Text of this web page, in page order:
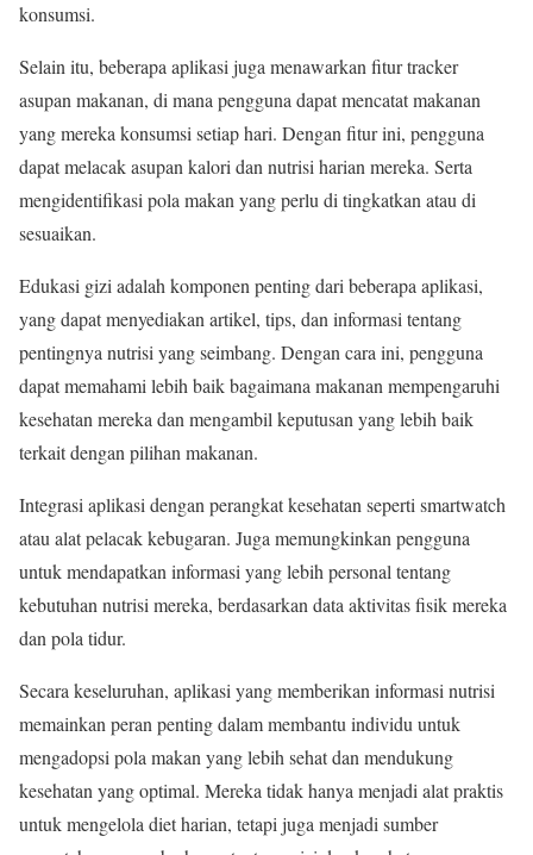
konsumsi.
Selain itu, beberapa aplikasi juga menawarkan fitur tracker
asupan makanan, di mana pengguna dapat mencatat makanan
yang mereka konsumsi setiap hari. Dengan fitur ini, pengguna
dapat melacak asupan kalori dan nutrisi harian mereka. Serta
mengidentifikasi pola makan yang perlu di tingkatkan atau di
sesuaikan.
Edukasi gizi adalah komponen penting dari beberapa aplikasi,
yang dapat menyediakan artikel, tips, dan informasi tentang
pentingnya nutrisi yang seimbang. Dengan cara ini, pengguna
dapat memahami lebih baik bagaimana makanan mempengaruhi
kesehatan mereka dan mengambil keputusan yang lebih baik
terkait dengan pilihan makanan.
Integrasi aplikasi dengan perangkat kesehatan seperti smartwatch
atau alat pelacak kebugaran. Juga memungkinkan pengguna
untuk mendapatkan informasi yang lebih personal tentang
kebutuhan nutrisi mereka, berdasarkan data aktivitas fisik mereka
dan pola tidur.
Secara keseluruhan, aplikasi yang memberikan informasi nutrisi
memainkan peran penting dalam membantu individu untuk
mengadopsi pola makan yang lebih sehat dan mendukung
kesehatan yang optimal. Mereka tidak hanya menjadi alat praktis
untuk mengelola diet harian, tetapi juga menjadi sumber